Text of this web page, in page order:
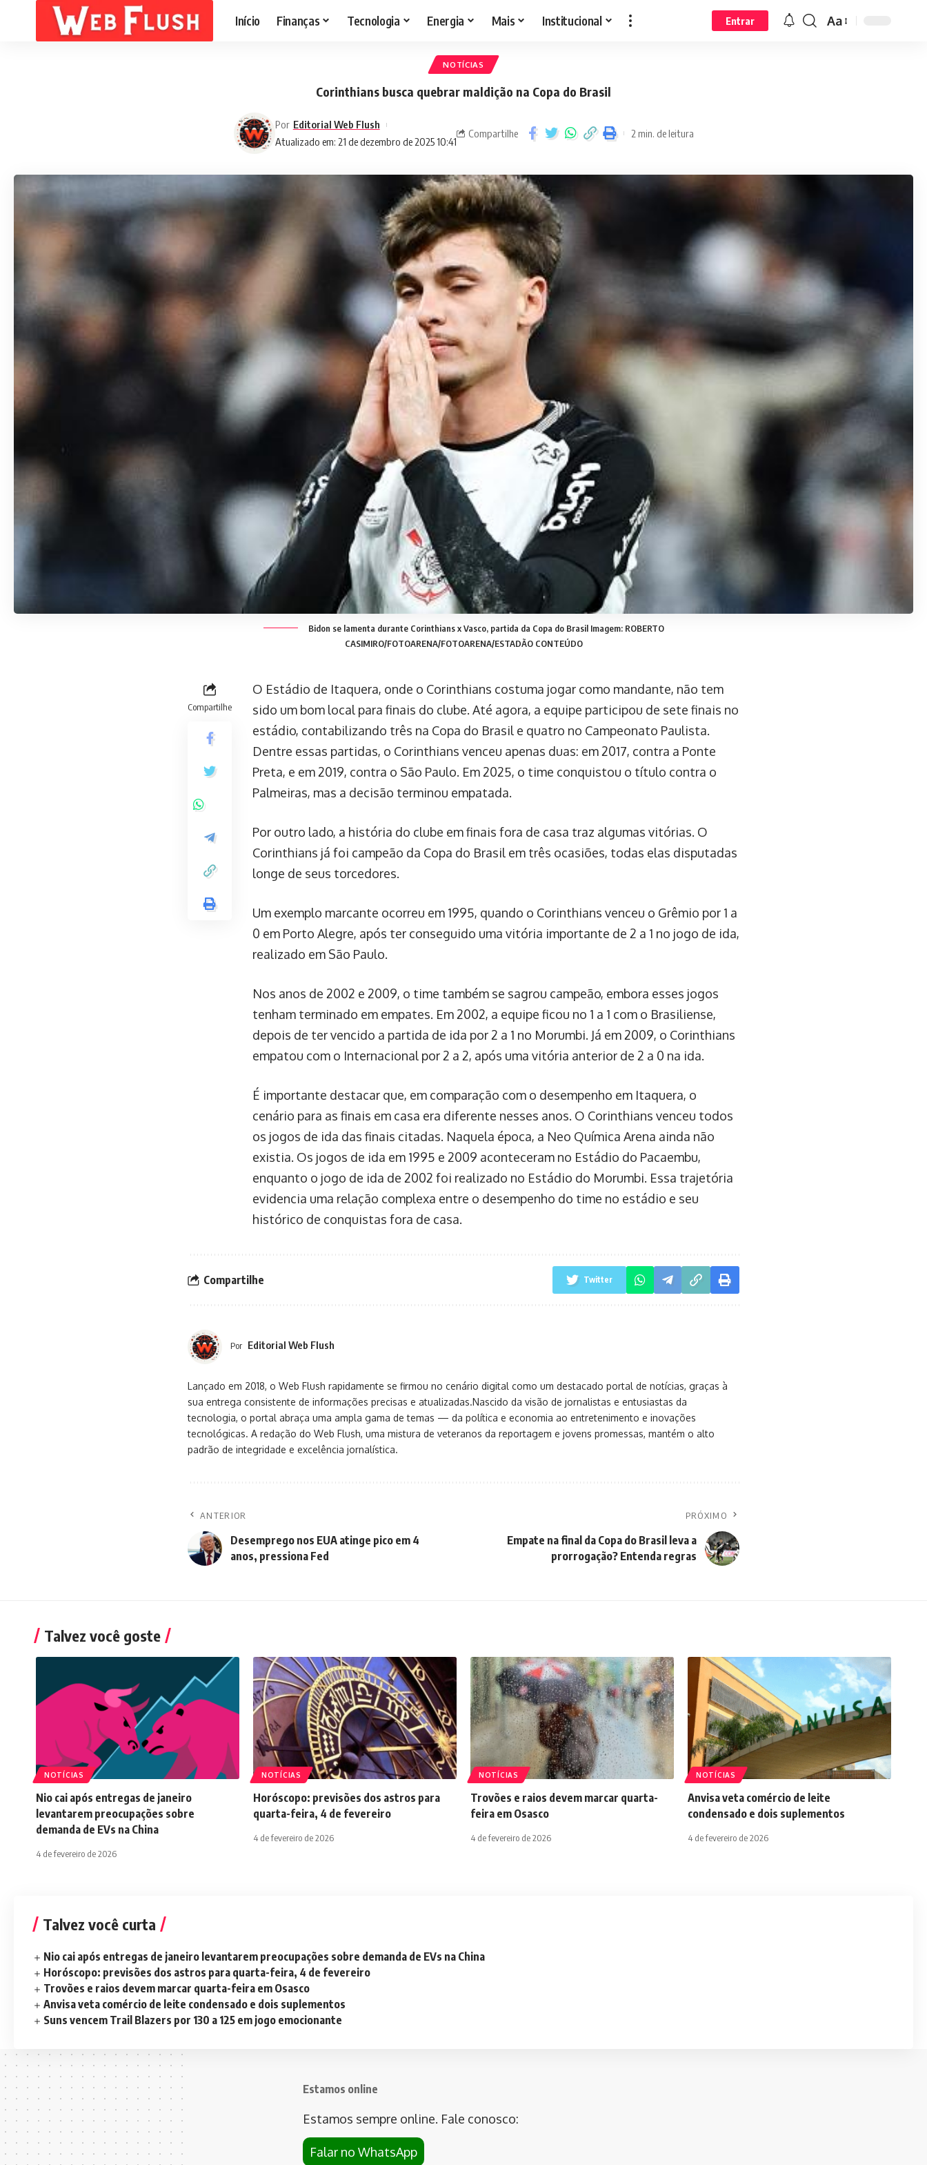
Início Finanças Tecnologia Energia Mais Institucional Entrar Aa
NOTÍCIAS
Corinthians busca quebrar maldição na Copa do Brasil
Atualizado em: 21 de dezembro de 2025 10:41
Por Editorial Web Flush
Compartilhe 2 min. de leitura
Bidon se lamenta durante Corinthians x Vasco, partida da Copa do Brasil Imagem: ROBERTO
CASIMIRO/FOTOARENA/FOTOARENA/ESTADÃO CONTEÚDO
Compartilhe
O Estádio de Itaquera, onde o Corinthians costuma jogar como mandante, não tem
sido um bom local para finais do clube. Até agora, a equipe participou de sete finais no
estádio, contabilizando três na Copa do Brasil e quatro no Campeonato Paulista.
Dentre essas partidas, o Corinthians venceu apenas duas: em 2017, contra a Ponte
Preta, e em 2019, contra o São Paulo. Em 2025, o time conquistou o título contra o
Palmeiras, mas a decisão terminou empatada.
Por outro lado, a história do clube em finais fora de casa traz algumas vitórias. O
Corinthians já foi campeão da Copa do Brasil em três ocasiões, todas elas disputadas
longe de seus torcedores.
Um exemplo marcante ocorreu em 1995, quando o Corinthians venceu o Grêmio por 1 a
0 em Porto Alegre, após ter conseguido uma vitória importante de 2 a 1 no jogo de ida,
realizado em São Paulo.
Nos anos de 2002 e 2009, o time também se sagrou campeão, embora esses jogos
tenham terminado em empates. Em 2002, a equipe ficou no 1 a 1 com o Brasiliense,
depois de ter vencido a partida de ida por 2 a 1 no Morumbi. Já em 2009, o Corinthians
empatou com o Internacional por 2 a 2, após uma vitória anterior de 2 a 0 na ida.
É importante destacar que, em comparação com o desempenho em Itaquera, o
cenário para as finais em casa era diferente nesses anos. O Corinthians venceu todos
os jogos de ida das finais citadas. Naquela época, a Neo Química Arena ainda não
existia. Os jogos de ida em 1995 e 2009 aconteceram no Estádio do Pacaembu,
enquanto o jogo de ida de 2002 foi realizado no Estádio do Morumbi. Essa trajetória
evidencia uma relação complexa entre o desempenho do time no estádio e seu
histórico de conquistas fora de casa.
Compartilhe Twitter
Por Editorial Web Flush
Lançado em 2018, o Web Flush rapidamente se firmou no cenário digital como um destacado portal de notícias, graças à
sua entrega consistente de informações precisas e atualizadas.Nascido da visão de jornalistas e entusiastas da
tecnologia, o portal abraça uma ampla gama de temas — da política e economia ao entretenimento e inovações
tecnológicas. A redação do Web Flush, uma mistura de veteranos da reportagem e jovens promessas, mantém o alto
padrão de integridade e excelência jornalística.
ANTERIOR
Desemprego nos EUA atinge pico em 4
anos, pressiona Fed
PRÓXIMO
Empate na final da Copa do Brasil leva a
prorrogação? Entenda regras
Talvez você goste
NOTÍCIAS
Nio cai após entregas de janeiro
levantarem preocupações sobre
demanda de EVs na China
4 de fevereiro de 2026
NOTÍCIAS
Horóscopo: previsões dos astros para
quarta-feira, 4 de fevereiro
4 de fevereiro de 2026
NOTÍCIAS
Trovões e raios devem marcar quarta-
feira em Osasco
4 de fevereiro de 2026
NOTÍCIAS
Anvisa veta comércio de leite
condensado e dois suplementos
4 de fevereiro de 2026
Talvez você curta
Nio cai após entregas de janeiro levantarem preocupações sobre demanda de EVs na China
Horóscopo: previsões dos astros para quarta-feira, 4 de fevereiro
Trovões e raios devem marcar quarta-feira em Osasco
Anvisa veta comércio de leite condensado e dois suplementos
Suns vencem Trail Blazers por 130 a 125 em jogo emocionante
Estamos online
Estamos sempre online. Fale conosco:
Falar no WhatsApp